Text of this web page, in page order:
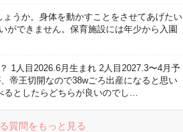
うか。身体を動かすことをさせてあげたい
ができません。保育施設には年少から入園
1人目2026.6月生まれ 2人目2027.3〜4月予
帝王切開なので38wごろ出産になると思い
るとしたらどちらが良いのでし…
質問をもっと見る